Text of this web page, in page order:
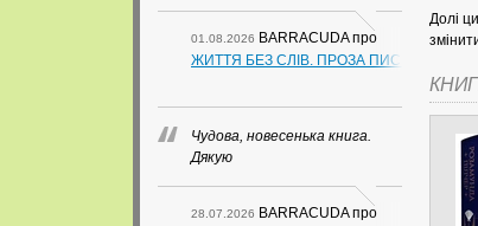
01.08.2026 BARRACUDAпро
ЖИТТЯ БЕЗ СЛІВ. ПРОЗА ПИСЬМЕННИКІВ
Чудова, новесенька книга.
Дякую
28.07.2026 BARRACUDAпро
Долі